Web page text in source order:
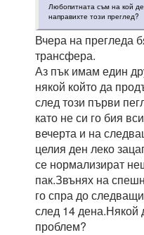
Любопитната съм на кой
направихте този преглед?
Вчера на прегледа
трансфера.
Аз пък имам един
някой който да
след този първи
като не си го бия
вечерта и на
целия ден леко
се нормализират
пак.Звънях на
го спра до
след 14 дена.Някой
проблем?